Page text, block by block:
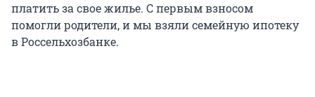
платить за свое жилье. С первым взносом
помогли родители, и мы взяли семейную ипотеку
в Россельхозбанке.